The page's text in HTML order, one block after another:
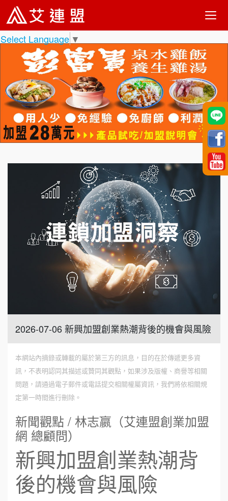
Select Language ▼
2026-07-06 新興加盟創業熱潮背後的機會與風險
本網站內摘錄或轉載的屬於第三方的訊息，目的在於傳遞更多資
訊，不表明認同其描述或贊同其觀點，如果涉及版權、商譽等相關
問題，請通過電子郵件或電話提交相關權屬資訊，我們將依相關規
定第一時間進行刪除。
新聞觀點 / 林志嬴（艾連盟創業加盟
網 總顧問）
新興加盟創業熱潮背
後的機會與風險